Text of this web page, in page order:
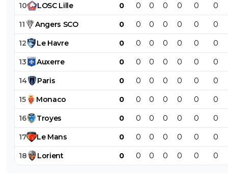
10 LOSC Lille 0 0 0 0 0 0 0
11 Angers SCO 0 0 0 0 0 0 0
12 Le Havre 0 0 0 0 0 0 0
13 Auxerre 0 0 0 0 0 0 0
14 Paris 0 0 0 0 0 0 0
15 Monaco 0 0 0 0 0 0 0
16 Troyes 0 0 0 0 0 0 0
17 Le Mans 0 0 0 0 0 0 0
18 Lorient 0 0 0 0 0 0 0